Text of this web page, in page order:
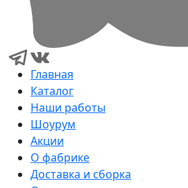
Главная
Каталог
Наши работы
Шоурум
Акции
О фабрике
Доставка и сборка